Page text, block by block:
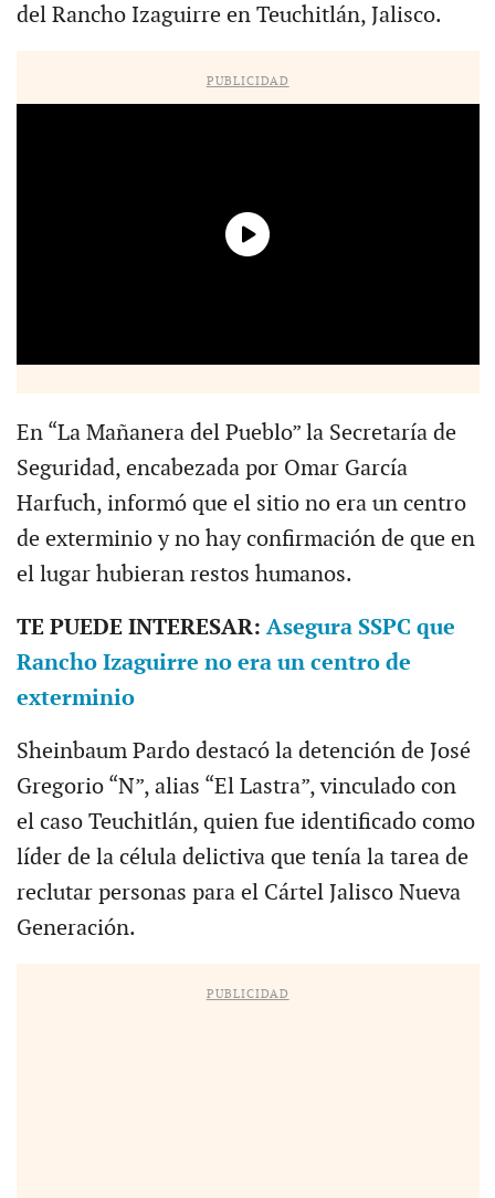
del Rancho Izaguirre en Teuchitlán, Jalisco.
PUBLICIDAD
En “La Mañanera del Pueblo” la Secretaría de
Seguridad, encabezada por Omar García
Harfuch, informó que el sitio no era un centro
de exterminio y no hay confirmación de que en
el lugar hubieran restos humanos.
TE PUEDE INTERESAR: Asegura SSPC que
Rancho Izaguirre no era un centro de
exterminio
Sheinbaum Pardo destacó la detención de José
Gregorio “N”, alias “El Lastra”, vinculado con
el caso Teuchitlán, quien fue identificado como
líder de la célula delictiva que tenía la tarea de
reclutar personas para el Cártel Jalisco Nueva
Generación.
PUBLICIDAD